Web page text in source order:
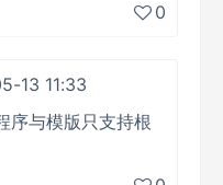
0
13 11:33
序与模版只支持根